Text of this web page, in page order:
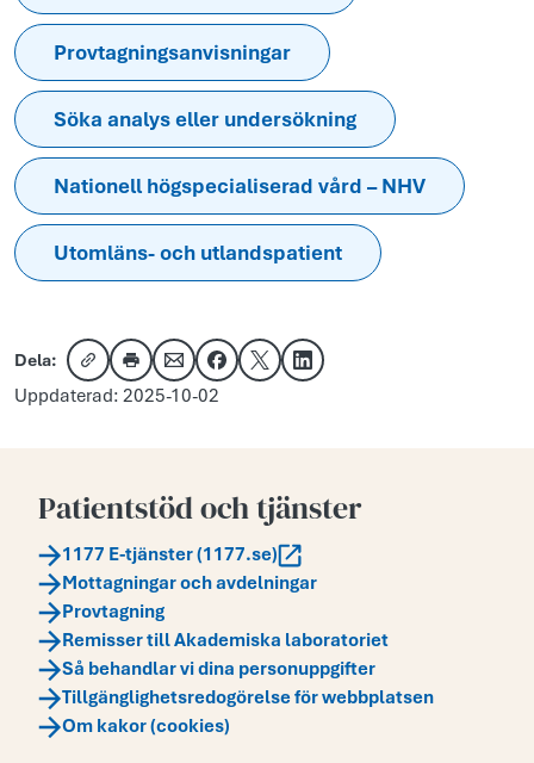
Provtagningsanvisningar
Söka analys eller undersökning
Nationell högspecialiserad vård – NHV
Utomläns- och utlandspatient
Dela:
Kopiera länk
Skriv utDela via e-post
Dela på Facebook
Dela på XDela på LinkedIn
Uppdaterad: 2025-10-02
Patientstöd och tjänster
1177 E-tjänster (1177.se)
Mottagningar och avdelningar
Provtagning
Remisser till Akademiska laboratoriet
Så behandlar vi dina personuppgifter
Tillgänglighetsredogörelse för webbplatsen
Om kakor (cookies)